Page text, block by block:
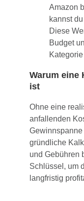
Amazon
kannst
Diese
Budget
Warum eine
ist
Ohne eine
anfallenden
gründliche
und Gebühren
Schlüssel, um
langfristig